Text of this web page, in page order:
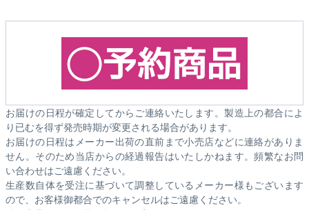
お届けの日程が確定してからご連絡いたします。製造上の都合によ
り已むを得ず発売時期が変更される場合があります。
お届けの日程はメーカー出荷の直前まで小売店などに連絡がありま
せん。そのため当店からの経過報告はいたしかねます。頻繁なお問
い合わせはご遠慮ください。
生産数自体を受注に基づいて調整しているメーカー様もございます
ので、お客様御都合でのキャンセルはご遠慮ください。